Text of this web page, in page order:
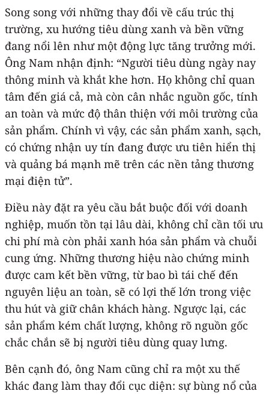
Song song với những thay đổi về cấu trúc thị
trường, xu hướng tiêu dùng xanh và bền vững
đang nổi lên như một động lực tăng trưởng mới.
Ông Nam nhận định: “Người tiêu dùng ngày nay
thông minh và khắt khe hơn. Họ không chỉ quan
tâm đến giá cả, mà còn cân nhắc nguồn gốc, tính
an toàn và mức độ thân thiện với môi trường của
sản phẩm. Chính vì vậy, các sản phẩm xanh, sạch,
có chứng nhận uy tín đang được ưu tiên hiển thị
và quảng bá mạnh mẽ trên các nền tảng thương
mại điện tử”.
Điều này đặt ra yêu cầu bắt buộc đối với doanh
nghiệp, muốn tồn tại lâu dài, không chỉ cần tối ưu
chi phí mà còn phải xanh hóa sản phẩm và chuỗi
cung ứng. Những thương hiệu nào chứng minh
được cam kết bền vững, từ bao bì tái chế đến
nguyên liệu an toàn, sẽ có lợi thế lớn trong việc
thu hút và giữ chân khách hàng. Ngược lại, các
sản phẩm kém chất lượng, không rõ nguồn gốc
chắc chắn sẽ bị người tiêu dùng quay lưng.
Bên cạnh đó, ông Nam cũng chỉ ra một xu thế
khác đang làm thay đổi cục diện: sự bùng nổ của